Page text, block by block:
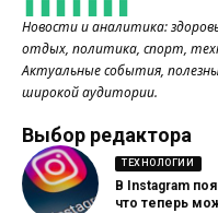
Новости и аналитика:
отдых, политика, спорт,
Актуальные события,
широкой аудитории.
Выбор редактора
ТЕХНОЛОГИИ
В Instagram
что теперь